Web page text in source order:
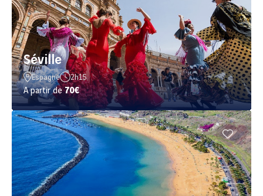
Séville
Espagne 2h15
A partir de70€